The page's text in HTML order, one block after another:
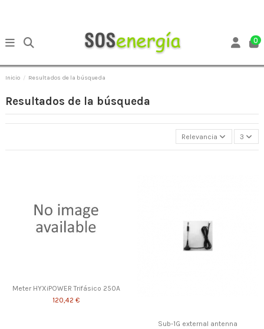
0
Inicio Resultados de la búsqueda
Resultados de la búsqueda
Relevancia 3
Meter HYXiPOWER Trifásico 250A
120,42 €
Sub-1G external antenna